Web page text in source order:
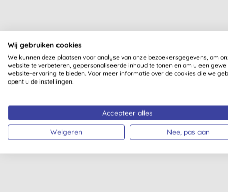
Wij gebruiken cookies
We kunnen deze plaatsen voor analyse van onze bezoekersgegevens, om
website te verbeteren, gepersonaliseerde inhoud te tonen en om u een
website-ervaring te bieden. Voor meer informatie over de cookies die we
opent u de instellingen.
Accepteer alles
Weigeren Nee, pas aan